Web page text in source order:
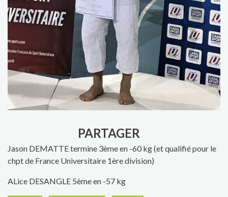
PARTAGER
Jason DEMATTE termine 3ème en -60 kg (et qualifié pour le
chpt de France Universitaire 1ère division)
ALice DESANGLE 5ème en -57 kg